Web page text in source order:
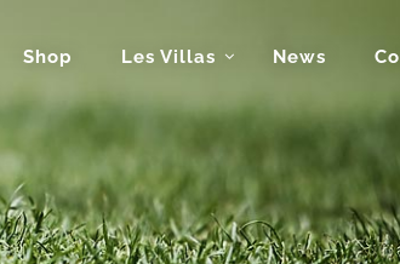
Shop Les Villas News